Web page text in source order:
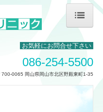
お気軽にお問合せ下さい
086-254-5500
700-0065 岡山県岡山市北区野殿東町1-35